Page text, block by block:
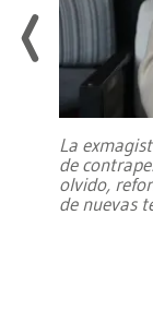
La
de
olvido,
de nuevas